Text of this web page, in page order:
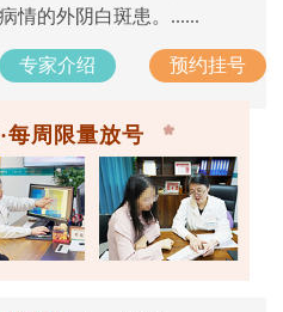
病情的外阴白斑患。......
专家介绍 预约挂号
每周限量放号